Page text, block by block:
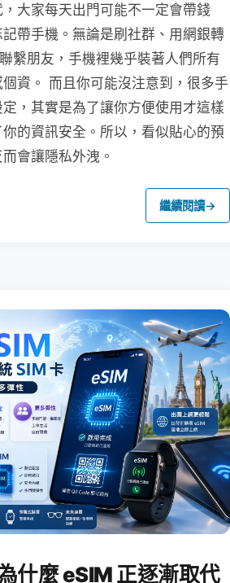
大家每天出門可能不一定會帶錢
帶手機。無論是刷社群、用網銀轉
繫朋友，手機裡幾乎裝著人們所有
資。 而且你可能沒注意到，很多手
，其實是為了讓你方便使用才這樣
的資訊安全。所以，看似貼心的預
會讓隱私外洩。
繼續閱讀→
什麼 eSIM 正逐漸取代